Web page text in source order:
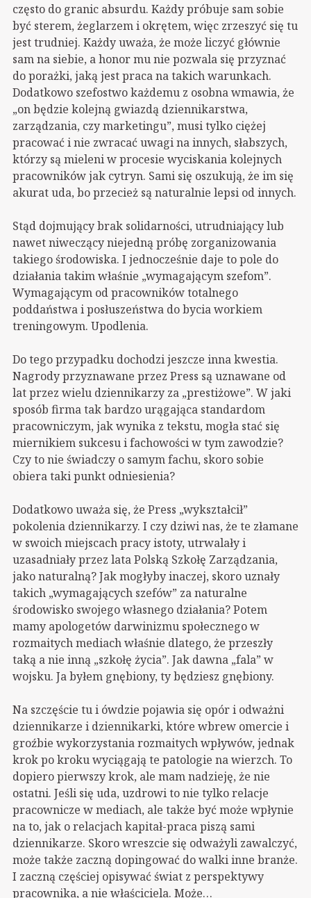
często do granic absurdu. Każdy próbuje sam sobie
być sterem, żeglarzem i okrętem, więc zrzeszyć się tu
jest trudniej. Każdy uważa, że może liczyć głównie
sam na siebie, a honor mu nie pozwala się przyznać
do porażki, jaką jest praca na takich warunkach.
Dodatkowo szefostwo każdemu z osobna wmawia, że
„on będzie kolejną gwiazdą dziennikarstwa,
zarządzania, czy marketingu”, musi tylko ciężej
pracować i nie zwracać uwagi na innych, słabszych,
którzy są mieleni w procesie wyciskania kolejnych
pracowników jak cytryn. Sami się oszukują, że im się
akurat uda, bo przecież są naturalnie lepsi od innych.
Stąd dojmujący brak solidarności, utrudniający lub
nawet niweczący niejedną próbę zorganizowania
takiego środowiska. I jednocześnie daje to pole do
działania takim właśnie „wymagającym szefom”.
Wymagającym od pracowników totalnego
poddaństwa i posłuszeństwa do bycia workiem
treningowym. Upodlenia.
Do tego przypadku dochodzi jeszcze inna kwestia.
Nagrody przyznawane przez Press są uznawane od
lat przez wielu dziennikarzy za „prestiżowe”. W jaki
sposób firma tak bardzo urągająca standardom
pracowniczym, jak wynika z tekstu, mogła stać się
miernikiem sukcesu i fachowości w tym zawodzie?
Czy to nie świadczy o samym fachu, skoro sobie
obiera taki punkt odniesienia?
Dodatkowo uważa się, że Press „wykształcił”
pokolenia dziennikarzy. I czy dziwi nas, że te złamane
w swoich miejscach pracy istoty, utrwalały i
uzasadniały przez lata Polską Szkołę Zarządzania,
jako naturalną? Jak mogłyby inaczej, skoro uznały
takich „wymagających szefów” za naturalne
środowisko swojego własnego działania? Potem
mamy apologetów darwinizmu społecznego w
rozmaitych mediach właśnie dlatego, że przeszły
taką a nie inną „szkołę życia”. Jak dawna „fala” w
wojsku. Ja byłem gnębiony, ty będziesz gnębiony.
Na szczęście tu i ówdzie pojawia się opór i odważni
dziennikarze i dziennikarki, które wbrew omercie i
groźbie wykorzystania rozmaitych wpływów, jednak
krok po kroku wyciągają te patologie na wierzch. To
dopiero pierwszy krok, ale mam nadzieję, że nie
ostatni. Jeśli się uda, uzdrowi to nie tylko relacje
pracownicze w mediach, ale także być może wpłynie
na to, jak o relacjach kapitał-praca piszą sami
dziennikarze. Skoro wreszcie się odważyli zawalczyć,
może także zaczną dopingować do walki inne branże.
I zaczną częściej opisywać świat z perspektywy
pracownika, a nie właściciela. Może…